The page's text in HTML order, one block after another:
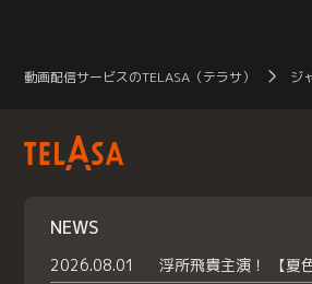
動画配信サービスのTELASA（テラサ） ジ
NEWS
2026.08.01